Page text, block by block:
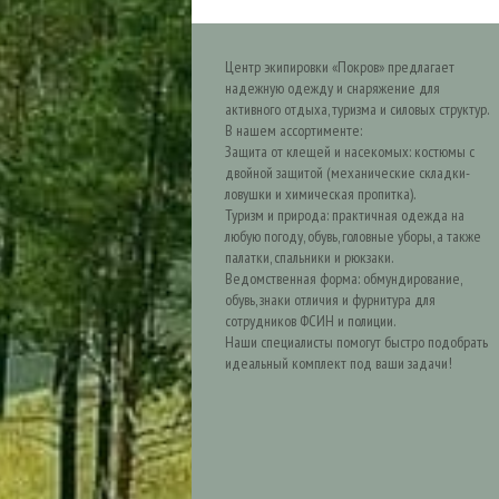
Центр экипировки «Покров» предлагает
надежную одежду и снаряжение для
активного отдыха, туризма и силовых структур.
В нашем ассортименте:
Защита от клещей и насекомых: костюмы с
двойной защитой (механические складки-
ловушки и химическая пропитка).
Туризм и природа: практичная одежда на
любую погоду, обувь, головные уборы, а также
палатки, спальники и рюкзаки.
Ведомственная форма: обмундирование,
обувь, знаки отличия и фурнитура для
сотрудников ФСИН и полиции.
Наши специалисты помогут быстро подобрать
идеальный комплект под ваши задачи!